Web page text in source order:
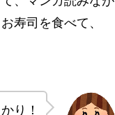
寿司を食べて、
り！